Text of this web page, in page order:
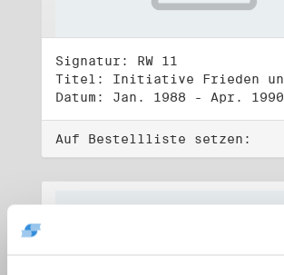
Signatur: RW 11
Datum: Jan. 1988 - Apr. 1990
Auf Bestellliste setzen: